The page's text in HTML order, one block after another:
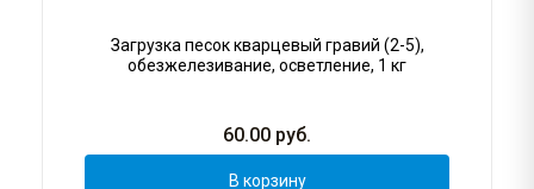
Загрузка песок кварцевый гравий (2-5),
обезжелезивание, осветление, 1 кг
60.00 руб.
В корзину